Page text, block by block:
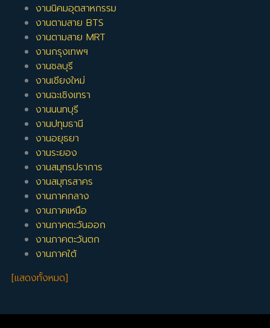
งานนิคมอุตสาหกรรม
งานตามสาย BTS
งานตามสาย MRT
งานกรุงเทพฯ
งานชลบุรี
งานเชียงใหม่
งานฉะเชิงเทรา
งานนนทบุรี
งานปทุมธานี
งานอยุธยา
งานระยอง
งานสมุทรปราการ
งานสมุทรสาคร
งานภาคกลาง
งานภาคเหนือ
งานภาคตะวันออก
งานภาคตะวันตก
งานภาคใต้
[แสดงทั้งหมด]